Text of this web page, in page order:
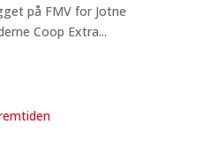
på FMV for Jotne
Coop Extra...